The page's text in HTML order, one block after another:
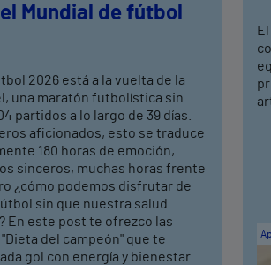
Mundial de fútbol
2026 está a la vuelta de la
una maratón futbolística sin
partidos a lo largo de 39 días.
aficionados, esto se traduce
180 horas de emoción,
sinceros, muchas horas frente
¿cómo podemos disfrutar de
sin que nuestra salud
En este post te ofrezco las
del campeón" que te
gol con energía y bienestar.